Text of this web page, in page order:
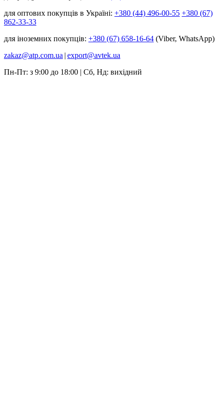
для оптових покупців в Україні: +380 (44) 496-00-55 +380 (67)
862-33-33
для іноземних покупців: +380 (67) 658-16-64 (Viber, WhatsApp)
zakaz@atp.com.ua | export@avtek.ua
Пн-Пт: з 9:00 до 18:00 | Сб, Нд: вихідний